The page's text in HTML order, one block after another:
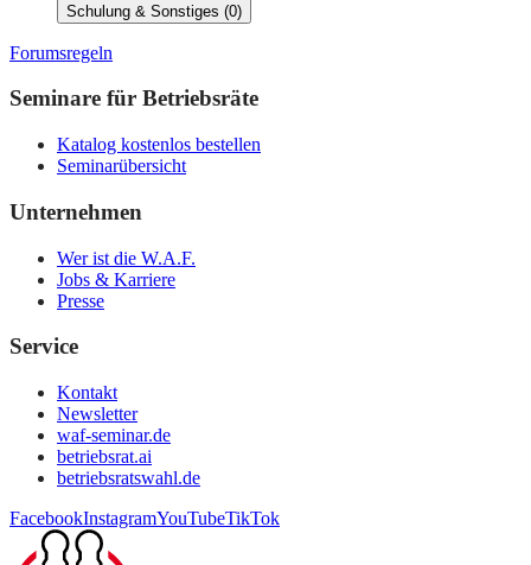
Schulung & Sonstiges (0)
Forumsregeln
Seminare für Betriebsräte
Katalog kostenlos bestellen
Seminarübersicht
Unternehmen
Wer ist die W.A.F.
Jobs & Karriere
Presse
Service
Kontakt
Newsletter
waf-seminar.de
betriebsrat.ai
betriebsratswahl.de
FacebookInstagramYouTubeTikTok